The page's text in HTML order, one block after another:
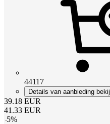
44117
Details van aanbieding
39.18 EUR
41.33 EUR
-5%